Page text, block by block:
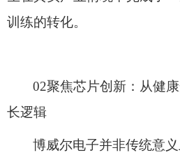
训练的转化。
02聚焦芯片创新：从健
长逻辑
博威尔电子并非传统意